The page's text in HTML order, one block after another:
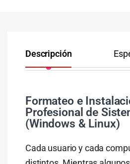
Descripción
Formateo e
Profesional de
(Windows & Linux)
Cada usuario y cada